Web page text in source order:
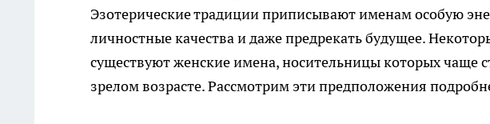
Эзотерические традиции приписывают именам особую
личностные качества и даже предрекать будущее.
существуют женские имена, носительницы которых чаще
зрелом возрасте. Рассмотрим эти предположения